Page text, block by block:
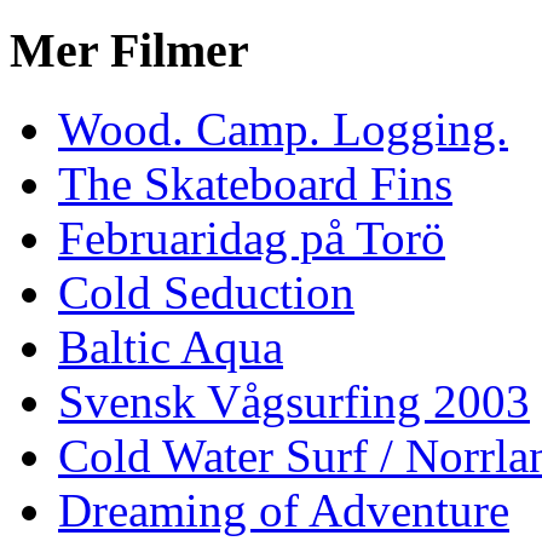
Mer Filmer
Wood. Camp. Logging.
The Skateboard Fins
Februaridag på Torö
Cold Seduction
Baltic Aqua
Svensk Vågsurfing 2003
Cold Water Surf /
Dreaming of Adventure